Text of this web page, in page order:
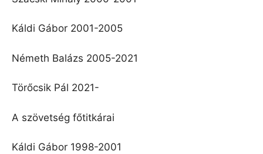
Káldi Gábor 2001-2005
Németh Balázs 2005-2021
Törőcsik Pál 2021-
A szövetség főtitkárai
Káldi Gábor 1998-2001